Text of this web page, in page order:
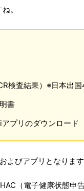
。
検査結果）※日本出
書
プリのダウンロード
よびアプリとなります
（電子健康状態申